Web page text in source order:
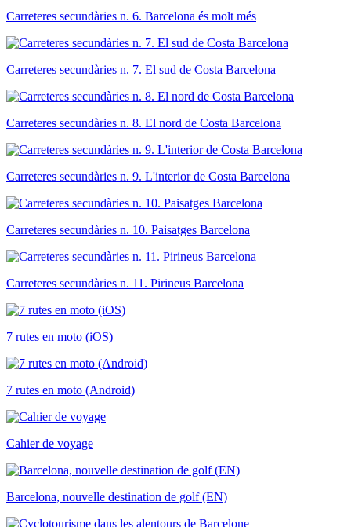
Carreteres secundàries n. 6. Barcelona és molt més
Carreteres secundàries n. 7. El sud de Costa Barcelona
Carreteres secundàries n. 8. El nord de Costa Barcelona
Carreteres secundàries n. 9. L'interior de Costa Barcelona
Carreteres secundàries n. 10. Paisatges Barcelona
Carreteres secundàries n. 11. Pirineus Barcelona
7 rutes en moto (iOS)
7 rutes en moto (Android)
Cahier de voyage
Barcelona, nouvelle destination de golf (EN)